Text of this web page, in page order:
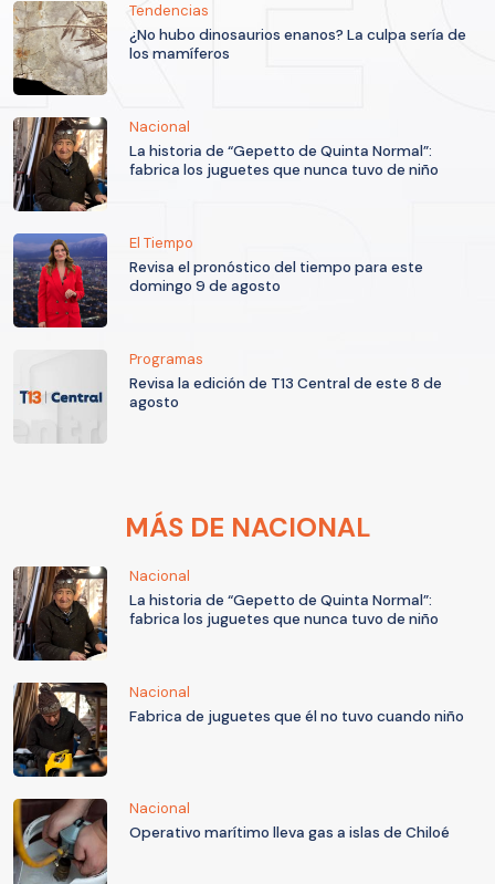
Tendencias
¿No hubo dinosaurios enanos? La culpa sería de
los mamíferos
Nacional
La historia de “Gepetto de Quinta Normal”:
fabrica los juguetes que nunca tuvo de niño
El Tiempo
Revisa el pronóstico del tiempo para este
domingo 9 de agosto
Programas
Revisa la edición de T13 Central de este 8 de
agosto
MÁS DE NACIONAL
Nacional
La historia de “Gepetto de Quinta Normal”:
fabrica los juguetes que nunca tuvo de niño
Nacional
Fabrica de juguetes que él no tuvo cuando niño
Nacional
Operativo marítimo lleva gas a islas de Chiloé